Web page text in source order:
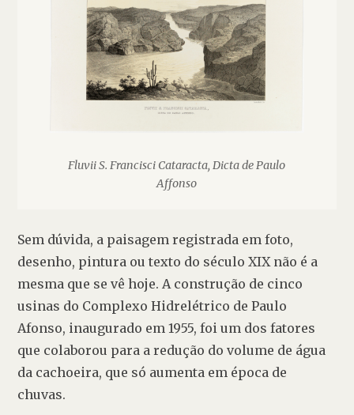
Fluvii S. Francisci Cataracta, Dicta de Paulo
Affonso
Sem dúvida, a paisagem registrada em foto,
desenho, pintura ou texto do século XIX não é a
mesma que se vê hoje. A construção de cinco
usinas do Complexo Hidrelétrico de Paulo
Afonso, inaugurado em 1955, foi um dos fatores
que colaborou para a redução do volume de água
da cachoeira, que só aumenta em época de
chuvas.